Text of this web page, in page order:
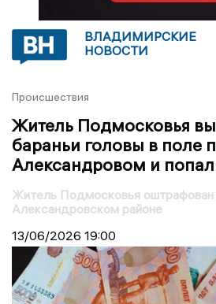
ВЛАДИМИРСКИЕ
НОВОСТИ
Происшествия
Житель Подмосковья
бараньи головы в поле
Александровом и
Житель Подмосковья оштрафован
Александровском районе
13/06/2026 19:00